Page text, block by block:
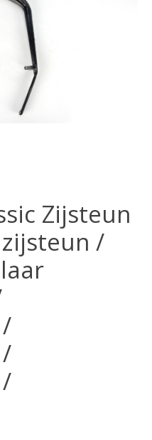
Zijsteun
/